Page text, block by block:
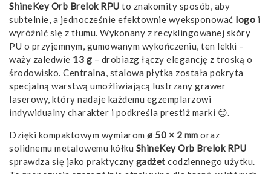
ShineKey Orb Brelok RPU to znakomity sposób, aby
subtelnie, a jednocześnie efektownie wyeksponować logo i
wyróżnić się z tłumu. Wykonany z recyklingowanej skóry
PU o przyjemnym, gumowanym wykończeniu, ten lekki –
waży zaledwie 13 g – drobiazg łączy elegancję z troską o
środowisko. Centralna, stalowa płytka została pokryta
specjalną warstwą umożliwiającą lustrzany grawer
laserowy, który nadaje każdemu egzemplarzowi
indywidualny charakter i podkreśla prestiż marki 😊.
Dzięki kompaktowym wymiarom ø 50 × 2 mm oraz
solidnemu metalowemu kółku ShineKey Orb Brelok RPU
sprawdza się jako praktyczny gadżet codziennego użytku.